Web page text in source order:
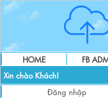
HOME FB
Xin chào Khách!
Đăng nhập